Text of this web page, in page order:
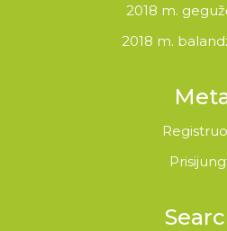
2018 m.
2018 m.